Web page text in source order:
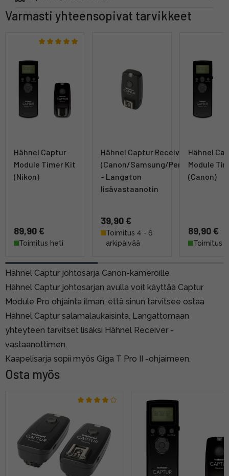
Varmasti yhteensopivat tarvikkeet
Hähnel Captur
Module Timer Kit
(Nikon)
89,90 €
Toimitus heti
Hähnel Captur Receiver
(Canon/Samsung/Pentax)
- Langaton
lisävastaanotin
39,90 €
Toimitus 4 - 6
arkipäivää
Hähnel
Module
(Canon)
89,90 €
Toimitus
Hähnel Captur johtosarja Canon-kameroille
Hähnel Captur johtosarjan avulla voit käyttää Captur
Module Pro ohjainta ilman, että sinun tarvitsee ostaa
Hähnel Captur salamalaukaisinta. Langattomaan
yhteyteen tarvitset lisäksi Hähnel Receiver -
vastaanottimen.
Kaapelisarja sopii myös Giga T Pro II -ohjaimeen.
Osta myös